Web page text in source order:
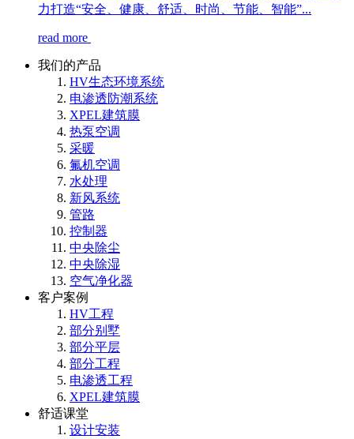
力打造“安全、健康、舒适、时尚、节能、智能”...
read more
我们的产品
HV生态环境系统
电渗透防潮系统
XPEL建筑膜
热泵空调
采暖
氟机空调
水处理
新风系统
管路
控制器
中央除尘
中央除湿
空气净化器
客户案例
HV工程
部分别墅
部分平层
部分工程
电渗透工程
XPEL建筑膜
舒适课堂
设计安装